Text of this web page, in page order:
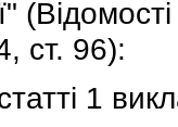
ст. 96):
1